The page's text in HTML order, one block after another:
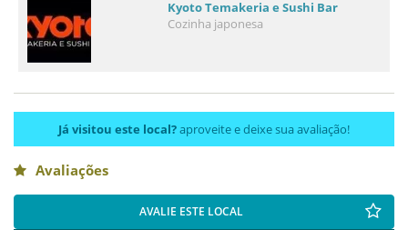
Kyoto Temakeria e Sushi Bar
Cozinha japonesa
Já visitou este local?aproveite e deixe sua avaliação!
Avaliações
AVALIE ESTE LOCAL